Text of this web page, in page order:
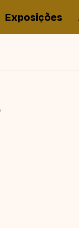
Exposições